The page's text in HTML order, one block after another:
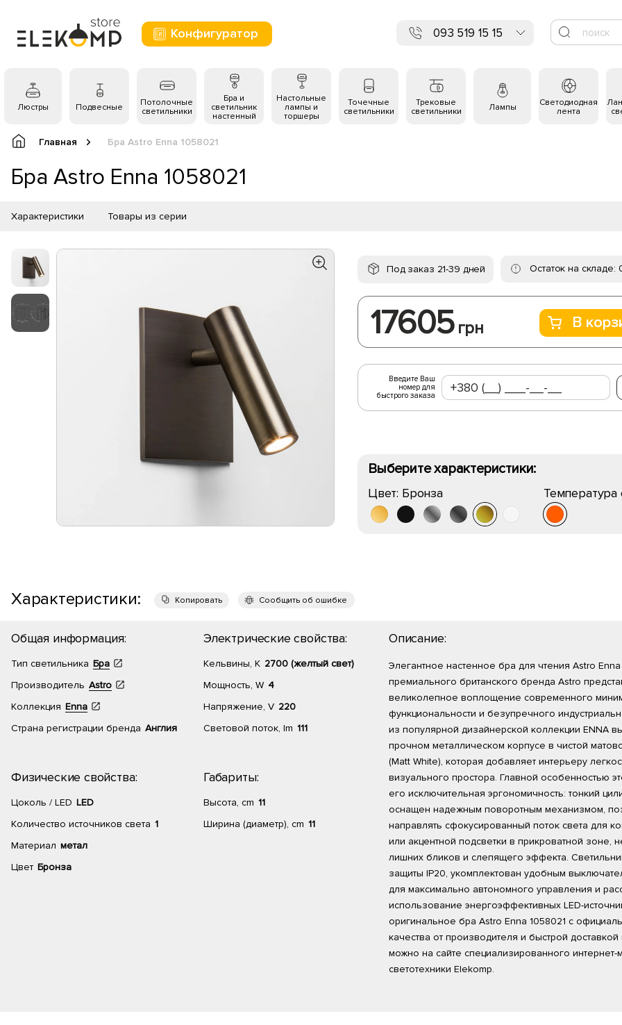
Конфигуратор 093 519 15 15
Люстры Подвесные
Потолочные
светильники
Бра и
светильник
настенный
Настольные
лампы и
торшеры
Точечные
светильники
Трековые
светильники
Лампы
Светодиодная
лента
Главная Бра Astro Enna 1058021
Бра Astro Enna 1058021
Характеристики Товары из серии
Под заказ 21-39 дней Остаток на складе:
17605 грн В
Введите Ваш
номер для
быстрого заказа
Выберите характеристики:
Цвет: Бронза Температура
Характеристики: Копировать Сообщить об ошибке
Общая информация:
Тип светильника Бра
Производитель Astro
Коллекция Enna
Страна регистрации бренда Англия
Физические свойства:
Цоколь / LED LED
Количество источников света 1
Материал метал
Цвет Бронза
Электрические свойства:
Кельвины, К 2700 (желтый свет)
Мощность, W 4
Напряжение, V 220
Световой поток, lm 111
Габариты:
Высота, cm 11
Ширина (диаметр), cm 11
Описание:
Элегантное настенное бра для чтения Astro Enna
премиального британского бренда Astro
великолепное воплощение современного
функциональности и безупречного
из популярной дизайнерской коллекции ENNA
прочном металлическом корпусе в чистой
(Matt White), которая добавляет интерьеру
визуального простора. Главной особенностью
его исключительная эргономичность: тонкий
оснащен надежным поворотным механизмом,
направлять сфокусированный поток света для
или акцентной подсветки в прикроватной зоне,
лишних бликов и слепящего эффекта.
защиты IP20, укомплектован удобным
для максимально автономного управления и
использование энергоэффективных LED-
оригинальное бра Astro Enna 1058021 с
качества от производителя и быстрой
можно на сайте специализированного интернет-
светотехники Elekomp.